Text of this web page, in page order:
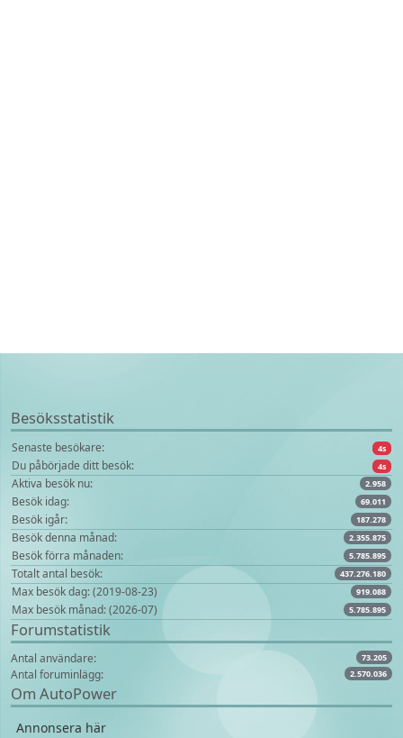
Besöksstatistik
Senaste besökare: 4s
Du påbörjade ditt besök: 4s
Aktiva besök nu: 2.958
Besök idag: 69.011
Besök igår: 187.278
Besök denna månad: 2.355.875
Besök förra månaden: 5.785.895
Totalt antal besök: 437.276.180
Max besök dag: (2019-08-23) 919.088
Max besök månad: (2026-07) 5.785.895
Forumstatistik
Antal användare: 73.205
Antal foruminlägg: 2.570.036
Om AutoPower
Annonsera här